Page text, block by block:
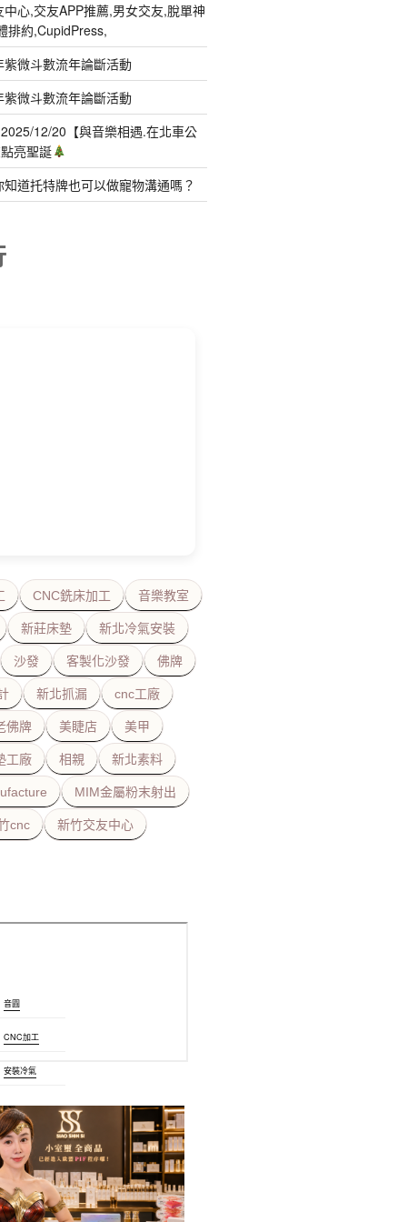
音圓
CNC加工
安裝冷氣
塑膠模具
心,交友APP推薦,男女交友,脫單神
排約,CupidPress,
微斗數流年論斷活動
微斗數流年論斷活動
12/20【與音樂相遇.在北車公
亮聖誕
道托特牌也可以做寵物溝通嗎？
CNC銑床加工 音樂教室
新莊床墊 新北冷氣安裝
沙發 客製化沙發 佛牌
新北抓漏 cnc工廠
佛牌 美睫店 美甲
工廠 相親 新北素料
MIM金屬粉末射出
cnc 新竹交友中心